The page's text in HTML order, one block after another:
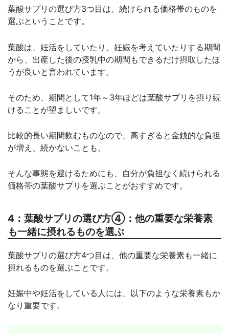
葉酸サプリの選び方3つ目は、続けられる価格帯のものを
選ぶということです。
葉酸は、妊活をしていたり、妊娠を考えていたりする期間
から、出産した後の授乳中の期間もできるだけ摂取したほ
うが良いと言われています。
そのため、期間として1年～3年ほどは葉酸サプリを摂り続
けることが望ましいです。
比較的長い期間飲むものなので、高すぎると金銭的な負担
が増え、続かないことも。
そんな事態を避けるためにも、自分が負担なく続けられる
価格帯の葉酸サプリを選ぶことがおすすめです。
4：葉酸サプリの選び方④：他の重要な栄養素
も一緒に摂れるものを選ぶ
葉酸サプリの選び方4つ目は、他の重要な栄養素も一緒に
摂れるものを選ぶことです。
妊娠中や妊活をしている人には、以下のような栄養素もか
なり重要です。